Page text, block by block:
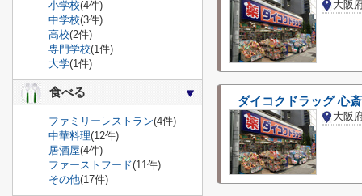
ダイコクドラッグ 心
小学校(4件)
中学校(3件)
高校(2件)
専門学校(1件)
大学(1件)
食べる
ファミリーレストラン(4件)
中華料理(12件)
居酒屋(4件)
ファーストフード(11件)
その他(17件)